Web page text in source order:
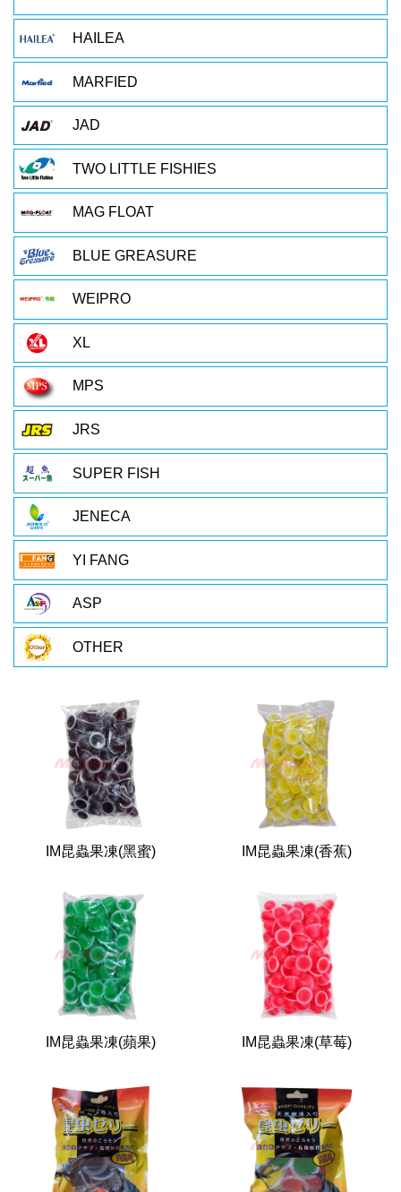
HAILEA
MARFIED
JAD
TWO LITTLE FISHIES
MAG FLOAT
BLUE GREASURE
WEIPRO
XL
MPS
JRS
SUPER FISH
JENECA
YI FANG
ASP
OTHER
IM昆蟲果凍(黑蜜) IM昆蟲果凍(香蕉)
IM昆蟲果凍(蘋果) IM昆蟲果凍(草莓)